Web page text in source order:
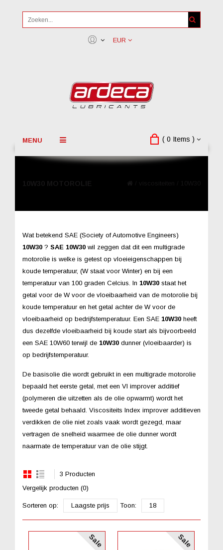
EUR
MENU ( 0 Items )
Wat betekend SAE (Society of Automotive Engineers)
10W30 ? SAE 10W30 wil zeggen dat dit een multigrade
motorolie is welke is getest op vloeieigenschappen bij
koude temperatuur, (W staat voor Winter) en bij een
temperatuur van 100 graden Celcius. In 10W30 staat het
getal voor de W voor de vloeibaarheid van de motorolie bij
koude temperatuur en het getal achter de W voor de
vloeibaarheid op bedrijfstemperatuur. Een SAE 10W30 heeft
dus dezelfde vloeibaarheid bij koude start als bijvoorbeeld
een SAE 10W60 terwijl de 10W30 dunner (vloeibaarder) is
op bedrijfstemperatuur.
De basisolie die wordt gebruikt in een multigrade motorolie
bepaald het eerste getal, met een VI improver additief
(polymeren die uitzetten als de olie opwarmt) wordt het
tweede getal behaald. Viscositeits Index improver additieven
verdikken de olie niet zoals vaak wordt gezegd, maar
vertragen de snelheid waarmee de olie dunner wordt
naarmate de temperatuur van de olie stijgt.
3 Producten
Vergelijk producten (0)
Sorteren op: Laagste prijs Toon: 18
Sale Sale